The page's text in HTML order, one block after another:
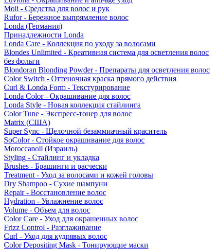
Moii - Средства для волос и рук
Rufor - Бережное выпрямление волос
Londa (Германия)
Принадлежности Londa
Londa Care - Коллекция по уходу за волосами
Blondes Unlimited - Креативная система для осветления волос
без фольги
Blondoran Blonding Powder - Препараты для осветления волос
Color Switch - Оттеночная краска прямого действия
Curl & Londa Form - Текстурирование
Londa Color - Окрашивание для волос
Londa Style - Новая коллекция стайлинга
Color Tune - Экспресс-тонер для волос
Matrix (США)
Super Sync - Щелочной безаммиачный краситель
SoColor - Стойкое окрашивание для волос
Moroccanoil (Израиль)
Styling - Стайлинг и укладка
Brushes - Брашинги и расчески
Treatment - Уход за волосами и кожей головы
Dry Shampoo - Сухие шампуни
Repair - Восстановление волос
Hydration - Увлажнение волос
Volume - Объем для волос
Color Care - Уход для окрашенных волос
Frizz Control - Разглаживание
Curl - Уход для кудрявых волос
Color Depositing Mask - Тонирующие маски